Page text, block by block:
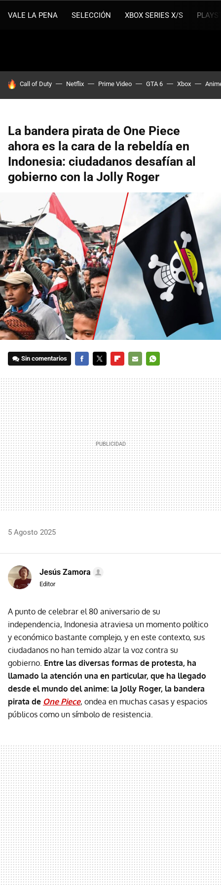
VALE LA PENA SELECCIÓN XBOX SERIES X/S
HOY SE HABLA DE
Call of Duty Netflix Prime Video GTA 6 Xbox
La bandera pirata de One Piece
ahora es la cara de la rebeldía en
Indonesia: ciudadanos desafían al
gobierno con la Jolly Roger
Sin comentarios
MAIL
5 Agosto 2025
Jesús Zamora
Editor
A punto de celebrar el 80 aniversario de su
independencia, Indonesia atraviesa un momento político
y económico bastante complejo, y en este contexto, sus
ciudadanos no han temido alzar la voz contra su
gobierno. Entre las diversas formas de protesta, ha
llamado la atención una en particular, que ha llegado
desde el mundo del anime: la Jolly Roger, la bandera
pirata de One Piece, ondea en muchas casas y espacios
públicos como un símbolo de resistencia.